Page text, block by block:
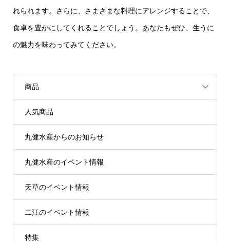
れられます。さらに、さまざまな料理にアレンジすることで、
食卓を豊かにしてくれることでしょう。あなたもぜひ、生うに
の魅力を味わってみてください。
商品
人気商品
丸健水産からのお知らせ
丸健水産のイベント情報
天草のイベント情報
二江のイベント情報
特集